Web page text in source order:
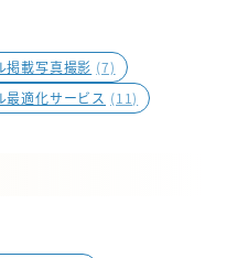
掲載写真撮影 (7)
適化サービス (11)